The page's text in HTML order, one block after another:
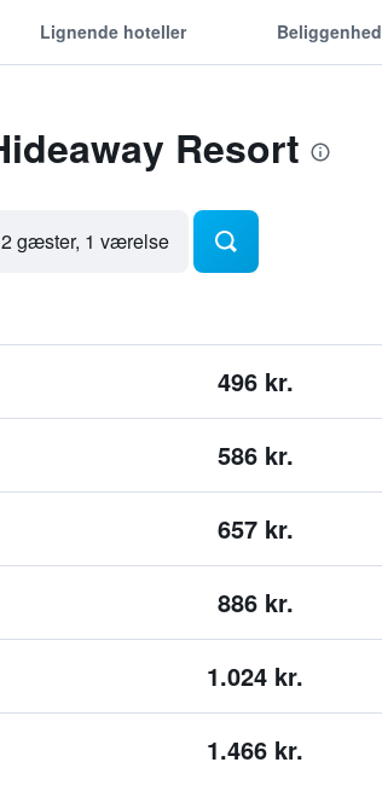
Lignende hoteller Beliggenhed
Resort
2 gæster, 1 værelse
496 kr.
586 kr.
657 kr.
886 kr.
1.024 kr.
1.466 kr.